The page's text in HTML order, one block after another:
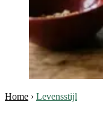
Home › Levensstijl